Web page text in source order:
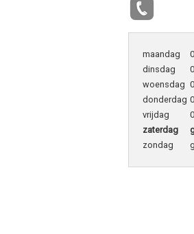
maandag
dinsdag
woensdag
donderdag
vrijdag
zaterdag
zondag